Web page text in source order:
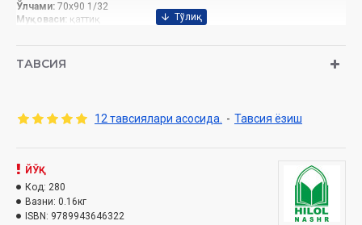
Ўлчами: 70х90 1/32
Муқоваси: қаттиқ
қўмитасининг 2024 йил 31 июлдаги 03-07/4636-рақамли
Расули акрам Муҳаммад Мустафога салавот ва саломлар бўлсин!
Аллоҳ таолога сонсиз-саноқсиз шукрлар бўлсинким, мустабид
ТАВСИЯ
12 тавсиялари асосида. - Тавсия ёзиш
ЙЎҚ
Код: 280
Вазни: 0.16кг
ISBN: 9789943646322